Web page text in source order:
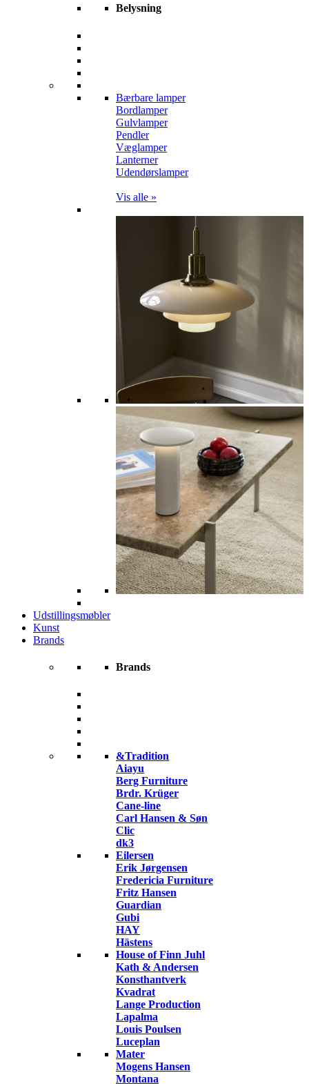
Belysning
Bærbare lamper
Bordlamper
Gulvlamper
Pendler
Væglamper
Lanterner
Udendørslamper
Vis alle »
Udstillingsmøbler
Kunst
Brands
Brands
&Tradition
Aiayu
Berg Furniture
Brdr. Krüger
Cane-line
Carl Hansen & Søn
Clic
dk3
Eilersen
Erik Jørgensen
Fredericia Furniture
Fritz Hansen
Guardian
Gubi
HAY
Hästens
House of Finn Juhl
Kath & Andersen
Konsthantverk
Kvadrat
Lange Production
Lapalma
Louis Poulsen
Luceplan
Mater
Mogens Hansen
Montana